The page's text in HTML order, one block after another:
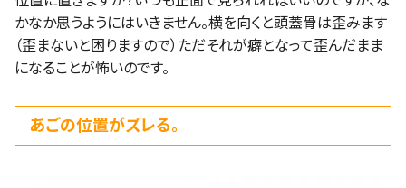
かなか思うようにはいきません。横を向くと頭蓋骨は歪みます
（歪まないと困りますので）ただそれが癖となって歪んだまま
になることが怖いのです。
あごの位置がズレる。